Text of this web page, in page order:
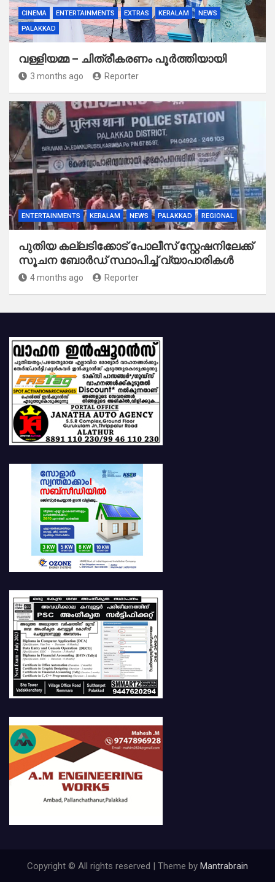
CINEMA ENTERTAINMENTS EXTRAS KERALAM
NEWS
PALAKKAD
വള്ളിയമ്മ – ചിത്രീകരണം പൂർത്തിയായി
3 months ago Reporter
ENTERTAINMENTS KERALAM NEWS PALAKKAD REGIONAL
പുതിയ കല്ലടിക്കോട് പോലീസ് സ്റ്റേഷനിലേക്ക്
സൂചന ബോർഡ് സ്ഥാപിച്ച് വ്യാപാരികൾ
4 months ago Reporter
Copyright © All rights reserved | Theme by Mantrabrain